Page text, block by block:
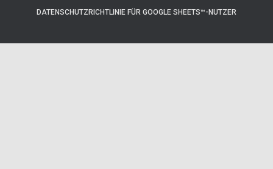
DATENSCHUTZRICHTLINIE FÜR GOOGLE SHEETS™-NUTZER